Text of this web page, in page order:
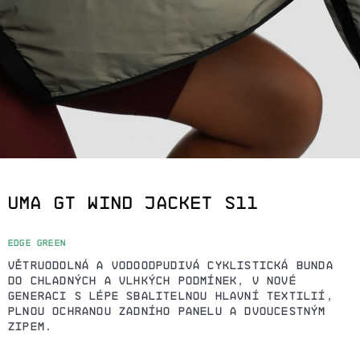
UMA GT WIND JACKET S11
EDGE GREEN
VĚTRUODOLNÁ A VODOODPUDIVÁ CYKLISTICKÁ BUNDA
DO CHLADNÝCH A VLHKÝCH PODMÍNEK, V NOVÉ
GENERACI S LÉPE SBALITELNOU HLAVNÍ TEXTILIÍ,
PLNOU OCHRANOU ZADNÍHO PANELU A DVOUCESTNÝM
ZIPEM.
J
E
E
J
Í
T
?